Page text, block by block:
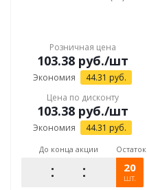
Розничная цена
103.38руб./шт
Экономия 44.31 руб.
Цена по дисконту
103.38руб./шт
Экономия 44.31 руб.
До конца акции Остаток
20
шт.